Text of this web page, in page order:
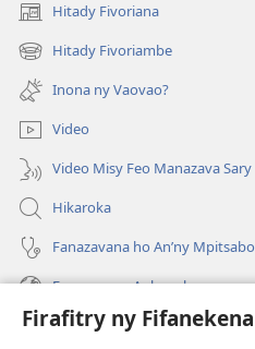
Firafitry ny Fifanekena
Hitady Fivoriana
(manokatra
rohy) Hitady Fivoriambe
(manokatra
rohy) Inona ny Vaovao?
Video
Video Misy Feo Manazava Sary
Hikaroka
Fanazavana ho An’ny Mpitsabo
Fanazavana Ankapobeny
Fanampiana